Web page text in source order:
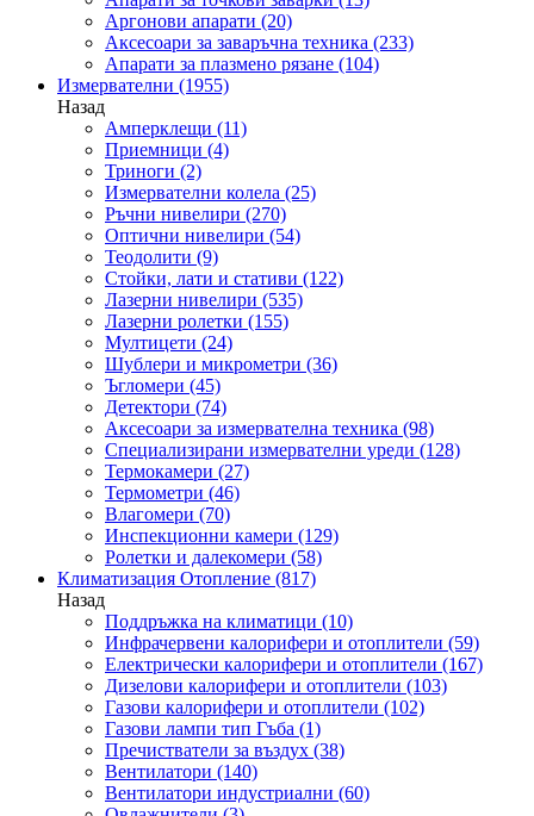
Аргонови апарати (20)
Аксесоари за заваръчна техника (233)
Апарати за плазмено рязане (104)
Измервателни (1955)
Назад
Амперклещи (11)
Приемници (4)
Триноги (2)
Измервателни колела (25)
Ръчни нивелири (270)
Оптични нивелири (54)
Теодолити (9)
Стойки, лати и стативи (122)
Лазерни нивелири (535)
Лазерни ролетки (155)
Мултицети (24)
Шублери и микрометри (36)
Ъгломери (45)
Детектори (74)
Аксесоари за измервателна техника (98)
Специализирани измервателни уреди (128)
Термокамери (27)
Термометри (46)
Влагомери (70)
Инспекционни камери (129)
Ролетки и далекомери (58)
Климатизация Отопление (817)
Назад
Поддръжка на климатици (10)
Инфрачервени калорифери и отоплители (59)
Електрически калорифери и отоплители (167)
Дизелови калорифери и отоплители (103)
Газови калорифери и отоплители (102)
Газови лампи тип Гъба (1)
Пречистватели за въздух (38)
Вентилатори (140)
Вентилатори индустриални (60)